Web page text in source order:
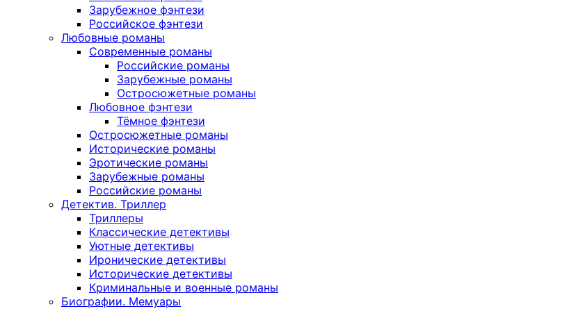
Зарубежное фэнтези
Российское фэнтези
Любовные романы
Современные романы
Российские романы
Зарубежные романы
Остросюжетные романы
Любовное фэнтези
Тёмное фэнтези
Остросюжетные романы
Исторические романы
Эротические романы
Зарубежные романы
Российские романы
Детектив. Триллер
Триллеры
Классические детективы
Уютные детективы
Иронические детективы
Исторические детективы
Криминальные и военные романы
Биографии. Мемуары